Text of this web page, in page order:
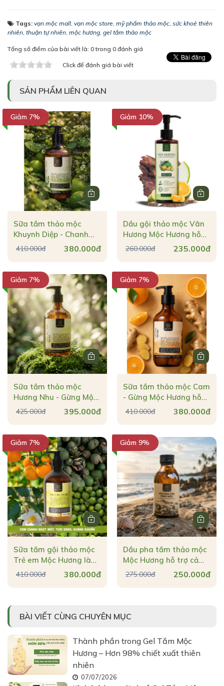
Tags: vạn mộc mall, vạn mộc store, mỹ phẩm thảo mộc, sức khoẻ thiên
nhiên, thuận tự nhiên, mộc hương, gel tắm thảo mộc
Tổng số điểm của bài viết là: 0 trong 0 đánh giá
Click để đánh giá bài viết
SẢN PHẨM LIÊN QUAN
Sữa tắm thảo mộc
Khuynh Diệp - Chanh
Mộc Hương dịu mẫn đỏ
380.000đ
410.000đ
Giảm 7%
Dầu gội thảo mộc Vân
Hương Mộc Hương hỗ
trợ tóc đen & chắc khoẻ
235.000đ
260.000đ
Giảm 10%
Sữa tắm thảo mộc
Hương Nhu - Gừng Mộc
Hương làm ấm & dưỡng
395.000đ
425.000đ
Giảm 7%
Sữa tắm thảo mộc Cam
- Gừng Mộc Hương hỗ
trợ nhả nắng & giúp da
380.000đ
410.000đ
Giảm 7%
Sữa tắm gội thảo mộc
Trẻ em Mộc Hương làm
sạch dịu nhẹ & dịu vết
380.000đ
410.000đ
Giảm 7%
Dầu pha tắm thảo mộc
Mộc Hương hỗ trợ cảm
cúm & lưu thông khí
250.000đ
275.000đ
Giảm 9%
BÀI VIẾT CÙNG CHUYÊN MỤC
Thành phần trong Gel Tắm Mộc
Hương – Hơn 98% chiết xuất thiên
nhiên
07/07/2026